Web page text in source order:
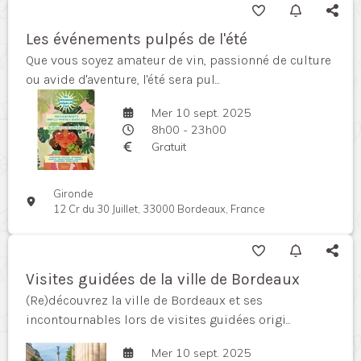
Les événements pulpés de l'été
Que vous soyez amateur de vin, passionné de culture
ou avide d'aventure, l'été sera pul...
Mer 10 sept. 2025
8h00 - 23h00
Gratuit
Gironde
12 Cr du 30 Juillet, 33000 Bordeaux, France
Visites guidées de la ville de Bordeaux
(Re)découvrez la ville de Bordeaux et ses
incontournables lors de visites guidées origi...
Mer 10 sept. 2025